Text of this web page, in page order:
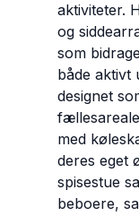
aktiviteter.
og
som
både aktivt
designet
med
deres eget
spisestue
beboere,